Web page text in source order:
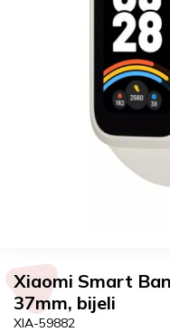
Xiaomi Smart
37mm, bijeli
XIA-59882